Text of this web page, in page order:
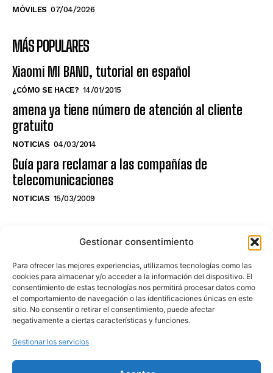
Gestionar consentimiento
Para ofrecer las mejores experiencias, utilizamos tecnologías como las
cookies para almacenar y/o acceder a la información del dispositivo. El
consentimiento de estas tecnologías nos permitirá procesar datos como
el comportamiento de navegación o las identificaciones únicas en este
sitio. No consentir o retirar el consentimiento, puede afectar
negativamente a ciertas características y funciones.
Gestionar los servicios
MÓVILES 07/04/2026
MÁS POPULARES
Xiaomi MI BAND, tutorial en español
¿CÓMO SE HACE? 14/01/2015
amena ya tiene número de atención al cliente
gratuito
NOTICIAS 04/03/2014
Guía para reclamar a las compañías de
telecomunicaciones
NOTICIAS 15/03/2009
NO TE PIERDAS LO ÚLTIMO DEL CANAL
Haz clic en «Estoy de acuerdo» para
activar Youtube
POLÍTICA DE COOKIES